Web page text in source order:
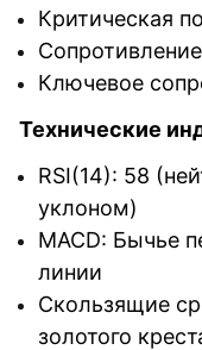
Критическая
Ключевое
Технические
RSI(14): 58
уклоном)
MACD: Бычье
линии
Скользящие
золотого